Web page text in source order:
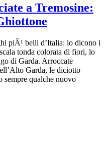
a Tremosine:
piÃ¹ belli d’Italia: lo dicono i
tonda colorata di fiori, lo
di Garda. Arroccate
Garda, le diciotto
sempre qualche nuovo